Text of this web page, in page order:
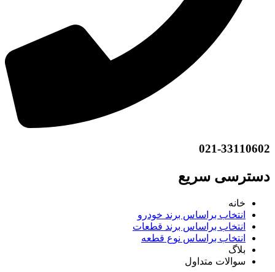
021-33110602
دسترسی سریع
خانه
انتخاب براساس برند خودرو
انتخاب براساس برند قطعات
انتخاب براساس نوع قطعه
بلاگ
سوالات متداول